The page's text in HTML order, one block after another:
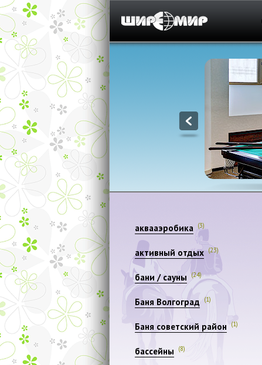
1
аквааэробика (3)
активный отдых (23)
бани / сауны (24)
Баня Волгоград (1)
Баня советский район (1)
бассейны (8)